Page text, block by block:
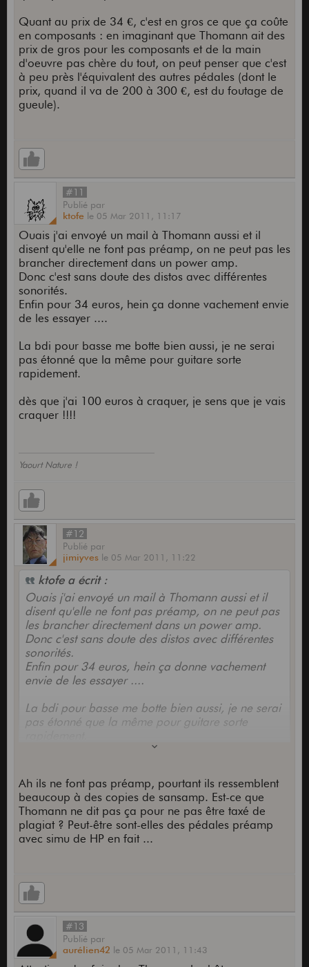
Quant au prix de 34 €, c'est en gros ce que ça coûte
en composants : en imaginant que Thomann ait des
prix de gros pour les composants et de la main
d'oeuvre pas chère du tout, on peut penser que c'est
à peu près l'équivalent des autres pédales (dont le
prix, quand il va de 200 à 300 €, est du foutage de
gueule).
#11
Publié par
ktofe le 05 Mar 2011, 11:17
Ouais j'ai envoyé un mail à Thomann aussi et il
disent qu'elle ne font pas préamp, on ne peut pas les
brancher directement dans un power amp.
Donc c'est sans doute des distos avec différentes
sonorités.
Enfin pour 34 euros, hein ça donne vachement envie
de les essayer ....
La bdi pour basse me botte bien aussi, je ne serai
pas étonné que la même pour guitare sorte
rapidement.
dès que j'ai 100 euros à craquer, je sens que je vais
craquer !!!!
Yaourt Nature !
#12
Publié par
jimiyves le 05 Mar 2011, 11:22
ktofe a écrit :
Ouais j'ai envoyé un mail à Thomann aussi et il
disent qu'elle ne font pas préamp, on ne peut pas
les brancher directement dans un power amp.
Donc c'est sans doute des distos avec différentes
sonorités.
Enfin pour 34 euros, hein ça donne vachement
envie de les essayer ....
La bdi pour basse me botte bien aussi, je ne serai
pas étonné que la même pour guitare sorte
vais craquer !!!!
Ah ils ne font pas préamp, pourtant ils ressemblent
beaucoup à des copies de sansamp. Est-ce que
Thomann ne dit pas ça pour ne pas être taxé de
plagiat ? Peut-être sont-elles des pédales préamp
avec simu de HP en fait ...
#13
Publié par
aurélien42 le 05 Mar 2011, 11:43